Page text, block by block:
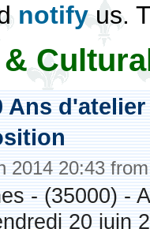
notify us.
Ans
2014 20:43
- (35000) -
20 juin